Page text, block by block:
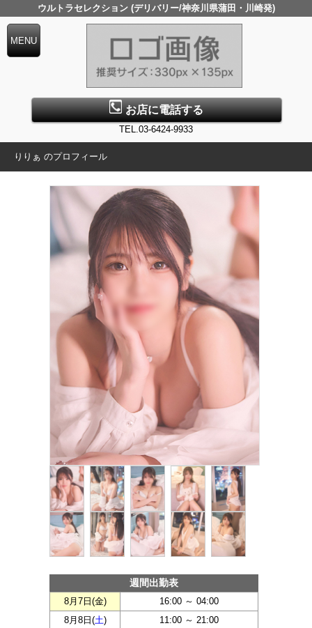
ウルトラセレクション (デリバリー/神奈川県蒲田・川崎発)
お店に電話する
TEL.03-6424-9933
りりぁ のプロフィール
週間出勤表
8月7日(金)
16:00 ～ 04:00
8月8日(土)
11:00 ～ 21:00